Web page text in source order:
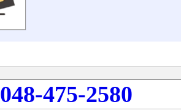
048-475-2580